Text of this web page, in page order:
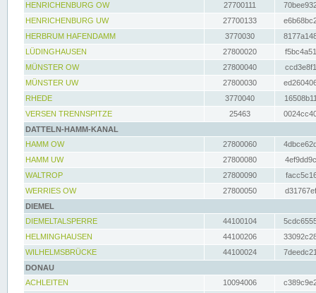
HENRICHENBURG OW
27700111
HENRICHENBURG UW
27700133
HERBRUM HAFENDAMM
3770030
LÜDINGHAUSEN
27800020
MÜNSTER OW
27800040
MÜNSTER UW
27800030
RHEDE
3770040
VERSEN TRENNSPITZE
25463
DATTELN-HAMM-KANAL
HAMM OW
27800060
HAMM UW
27800080
WALTROP
27800090
WERRIES OW
27800050
DIEMEL
DIEMELTALSPERRE
44100104
HELMINGHAUSEN
44100206
WILHELMSBRÜCKE
44100024
DONAU
ACHLEITEN
10094006